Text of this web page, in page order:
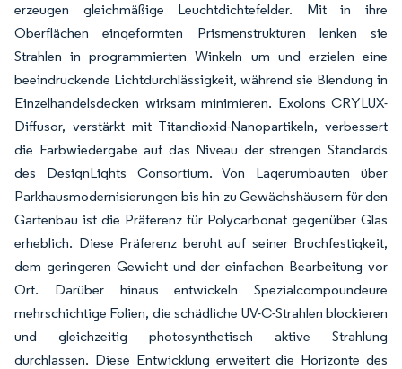
erzeugen gleichmäßige Leuchtdichtefelder. Mit in ihre
Oberflächen eingeformten Prismenstrukturen lenken sie
Strahlen in programmierten Winkeln um und erzielen eine
beeindruckende Lichtdurchlässigkeit, während sie Blendung in
Einzelhandelsdecken wirksam minimieren. Exolons CRYLUX-
Diffusor, verstärkt mit Titandioxid-Nanopartikeln, verbessert
die Farbwiedergabe auf das Niveau der strengen Standards
des DesignLights Consortium. Von Lagerumbauten über
Parkhausmodernisierungen bis hin zu Gewächshäusern für den
Gartenbau ist die Präferenz für Polycarbonat gegenüber Glas
erheblich. Diese Präferenz beruht auf seiner Bruchfestigkeit,
dem geringeren Gewicht und der einfachen Bearbeitung vor
Ort. Darüber hinaus entwickeln Spezialcompoundeure
mehrschichtige Folien, die schädliche UV-C-Strahlen blockieren
und gleichzeitig photosynthetisch aktive Strahlung
durchlassen. Diese Entwicklung erweitert die Horizonte des